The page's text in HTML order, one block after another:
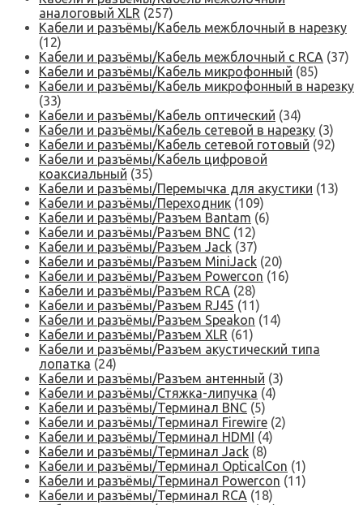
аналоговый XLR (257)
Кабели и разъёмы/Кабель межблочный в нарезку
(12)
Кабели и разъёмы/Кабель межблочный с RCA (37)
Кабели и разъёмы/Кабель микрофонный (85)
Кабели и разъёмы/Кабель микрофонный в нарезку
(33)
Кабели и разъёмы/Кабель оптический (34)
Кабели и разъёмы/Кабель сетевой в нарезку (3)
Кабели и разъёмы/Кабель сетевой готовый (92)
Кабели и разъёмы/Кабель цифровой
коаксиальный (35)
Кабели и разъёмы/Перемычка для акустики (13)
Кабели и разъёмы/Переходник (109)
Кабели и разъёмы/Разъем Bantam (6)
Кабели и разъёмы/Разъем BNC (12)
Кабели и разъёмы/Разъем Jack (37)
Кабели и разъёмы/Разъем MiniJack (20)
Кабели и разъёмы/Разъем Powercon (16)
Кабели и разъёмы/Разъем RCA (28)
Кабели и разъёмы/Разъем RJ45 (11)
Кабели и разъёмы/Разъем Speakon (14)
Кабели и разъёмы/Разъем XLR (61)
Кабели и разъёмы/Разъем акустический типа
лопатка (24)
Кабели и разъёмы/Разъем антенный (3)
Кабели и разъёмы/Стяжка-липучка (4)
Кабели и разъёмы/Терминал BNC (5)
Кабели и разъёмы/Терминал Firewire (2)
Кабели и разъёмы/Терминал HDMI (4)
Кабели и разъёмы/Терминал Jack (8)
Кабели и разъёмы/Терминал OpticalCon (1)
Кабели и разъёмы/Терминал Powercon (11)
Кабели и разъёмы/Терминал RCA (18)